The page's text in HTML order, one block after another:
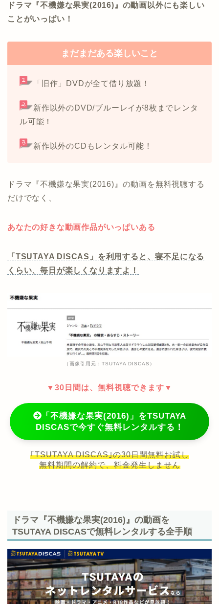
ドラマ『不機嫌な果実(2016)』の動画以外にも楽しい
ことがいっぱい！
まだまだある楽しいこと
「旧作」DVDが全て借り放題！
新作以外のDVD/ブルーレイが8枚までレンタ
ル可能！
新作以外のCDもレンタル可能！
ドラマ『不機嫌な果実(2016)』の動画を無料視聴する
だけでなく、
あなたの好きな動画作品がいっぱいある
「TSUTAYA DISCAS」を利用すると、寝不足になる
くらい、毎日が楽しくなりますよ！
（画像引用元：TSUTAYA DISCAS）
▼30日間は、無料視聴できます▼
「不機嫌な果実(2016)」をTSUTAYA
DISCASで今すぐ無料レンタルする！
｢TSUTAYA DISCAS｣の30日間無料お試し
無料期間の解約で、料金発生しません
ドラマ『不機嫌な果実(2016)』の動画を
TSUTAYA DISCASで無料レンタルする全手順